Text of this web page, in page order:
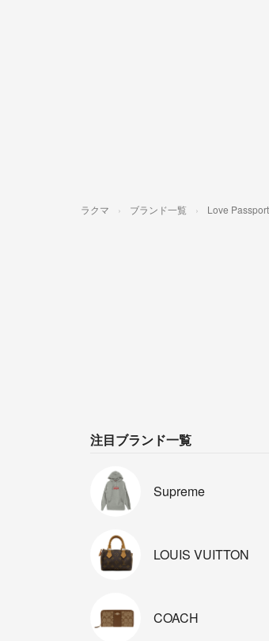
ラクマ ブランド一覧 Love
注目ブランド一覧
Supreme
LOUIS VUITTON
COACH